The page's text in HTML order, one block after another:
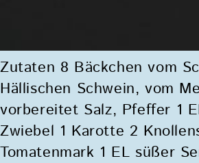
Zutaten 8 Bäckchen vom
Hällischen Schwein, vom
vorbereitet Salz, Pfeffer 1
Zwiebel 1 Karotte 2
Tomatenmark 1 EL süßer